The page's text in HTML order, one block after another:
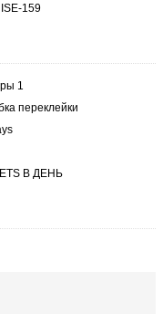
ISE-159
1
переклейки
В ДЕНЬ